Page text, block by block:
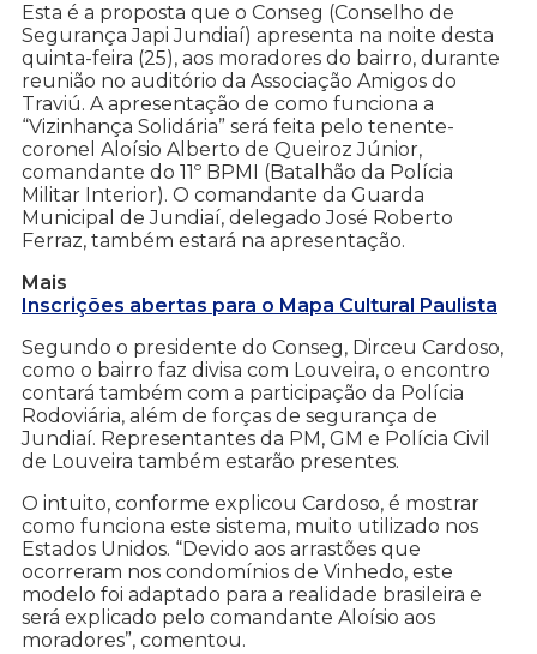
Esta é a proposta que o Conseg (Conselho de
Segurança Japi Jundiaí) apresenta na noite desta
quinta-feira (25), aos moradores do bairro, durante
reunião no auditório da Associação Amigos do
Traviú. A apresentação de como funciona a
“Vizinhança Solidária” será feita pelo tenente-
coronel Aloísio Alberto de Queiroz Júnior,
comandante do 11º BPMI (Batalhão da Polícia
Militar Interior). O comandante da Guarda
Municipal de Jundiaí, delegado José Roberto
Ferraz, também estará na apresentação.
Mais
Inscrições abertas para o Mapa Cultural Paulista
Segundo o presidente do Conseg, Dirceu Cardoso,
como o bairro faz divisa com Louveira, o encontro
contará também com a participação da Polícia
Rodoviária, além de forças de segurança de
Jundiaí. Representantes da PM, GM e Polícia Civil
de Louveira também estarão presentes.
O intuito, conforme explicou Cardoso, é mostrar
como funciona este sistema, muito utilizado nos
Estados Unidos. “Devido aos arrastões que
ocorreram nos condomínios de Vinhedo, este
modelo foi adaptado para a realidade brasileira e
será explicado pelo comandante Aloísio aos
moradores”, comentou.